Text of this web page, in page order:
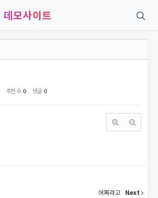
모사이트
추천 수 0 댓글 0
어쩌라고
Next
스케치북5